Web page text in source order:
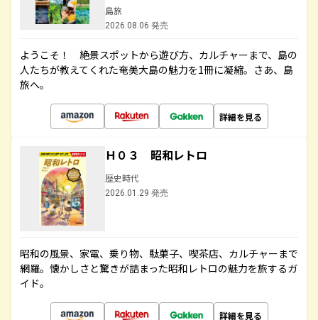
島旅
2026.08.06 発売
ようこそ！ 絶景スポットから遊び方、カルチャーまで、島の
人たちが教えてくれた奄美大島の魅力を1冊に凝縮。さあ、島
旅へ。
詳細を見る
Ｈ０３ 昭和レトロ
歴史時代
2026.01.29 発売
昭和の風景、家電、乗り物、駄菓子、喫茶店、カルチャーまで
網羅。懐かしさと驚きが詰まった昭和レトロの魅力を旅するガ
イド。
詳細を見る